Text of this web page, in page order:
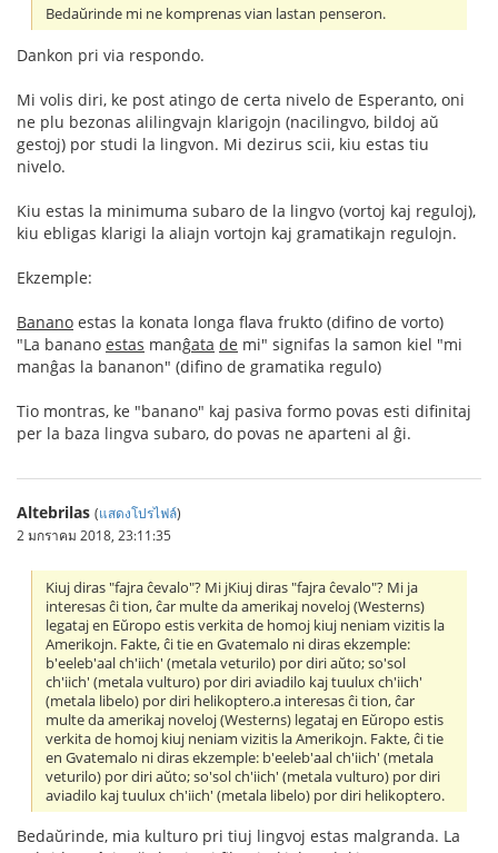
Bedaŭrinde mi ne komprenas vian lastan penseron.
Dankon pri via respondo.
Mi volis diri, ke post atingo de certa nivelo de Esperanto, oni
ne plu bezonas alilingvajn klarigojn (nacilingvo, bildoj aŭ
gestoj) por studi la lingvon. Mi dezirus scii, kiu estas tiu
nivelo.
Kiu estas la minimuma subaro de la lingvo (vortoj kaj reguloj),
kiu ebligas klarigi la aliajn vortojn kaj gramatikajn regulojn.
Ekzemple:
Banano estas la konata longa flava frukto (difino de vorto)
"La banano estas manĝata de mi" signifas la samon kiel "mi
manĝas la bananon" (difino de gramatika regulo)
Tio montras, ke "banano" kaj pasiva formo povas esti difinitaj
per la baza lingva subaro, do povas ne aparteni al ĝi.
Altebrilas (แสดงโปรไฟล์)
2 มกราคม 2018, 23:11:35
Kiuj diras "fajra ĉevalo"? Mi jKiuj diras "fajra ĉevalo"? Mi ja
interesas ĉi tion, ĉar multe da amerikaj noveloj (Westerns)
legataj en Eŭropo estis verkita de homoj kiuj neniam vizitis la
Amerikojn. Fakte, ĉi tie en Gvatemalo ni diras ekzemple:
b'eeleb'aal ch'iich' (metala veturilo) por diri aŭto; so'sol
ch'iich' (metala vulturo) por diri aviadilo kaj tuulux ch'iich'
(metala libelo) por diri helikoptero.a interesas ĉi tion, ĉar
multe da amerikaj noveloj (Westerns) legataj en Eŭropo estis
verkita de homoj kiuj neniam vizitis la Amerikojn. Fakte, ĉi tie
en Gvatemalo ni diras ekzemple: b'eeleb'aal ch'iich' (metala
veturilo) por diri aŭto; so'sol ch'iich' (metala vulturo) por diri
aviadilo kaj tuulux ch'iich' (metala libelo) por diri helikoptero.
Bedaŭrinde, mia kulturo pri tiuj lingvoj estas malgranda. La